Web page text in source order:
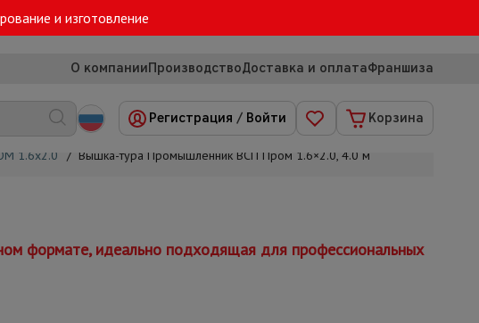
и изготовление
О компанииПроизводствоДоставка и оплатаФраншиза
Регистрация / Войти Корзина
1.6х2.0 / Вышка-тура Промышленник ВСП Пром 1.6×2.0, 4.0 м
формате, идеально подходящая для профессиональных